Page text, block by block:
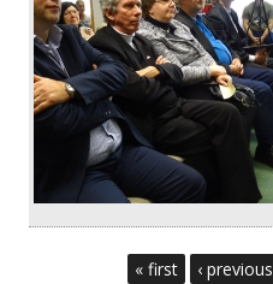
« first ‹ previous